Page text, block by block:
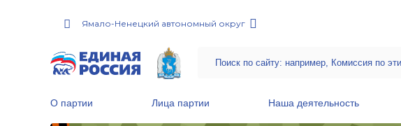
Ямало-Ненецкий автономный округ
О партии Лица партии Наша деятельность